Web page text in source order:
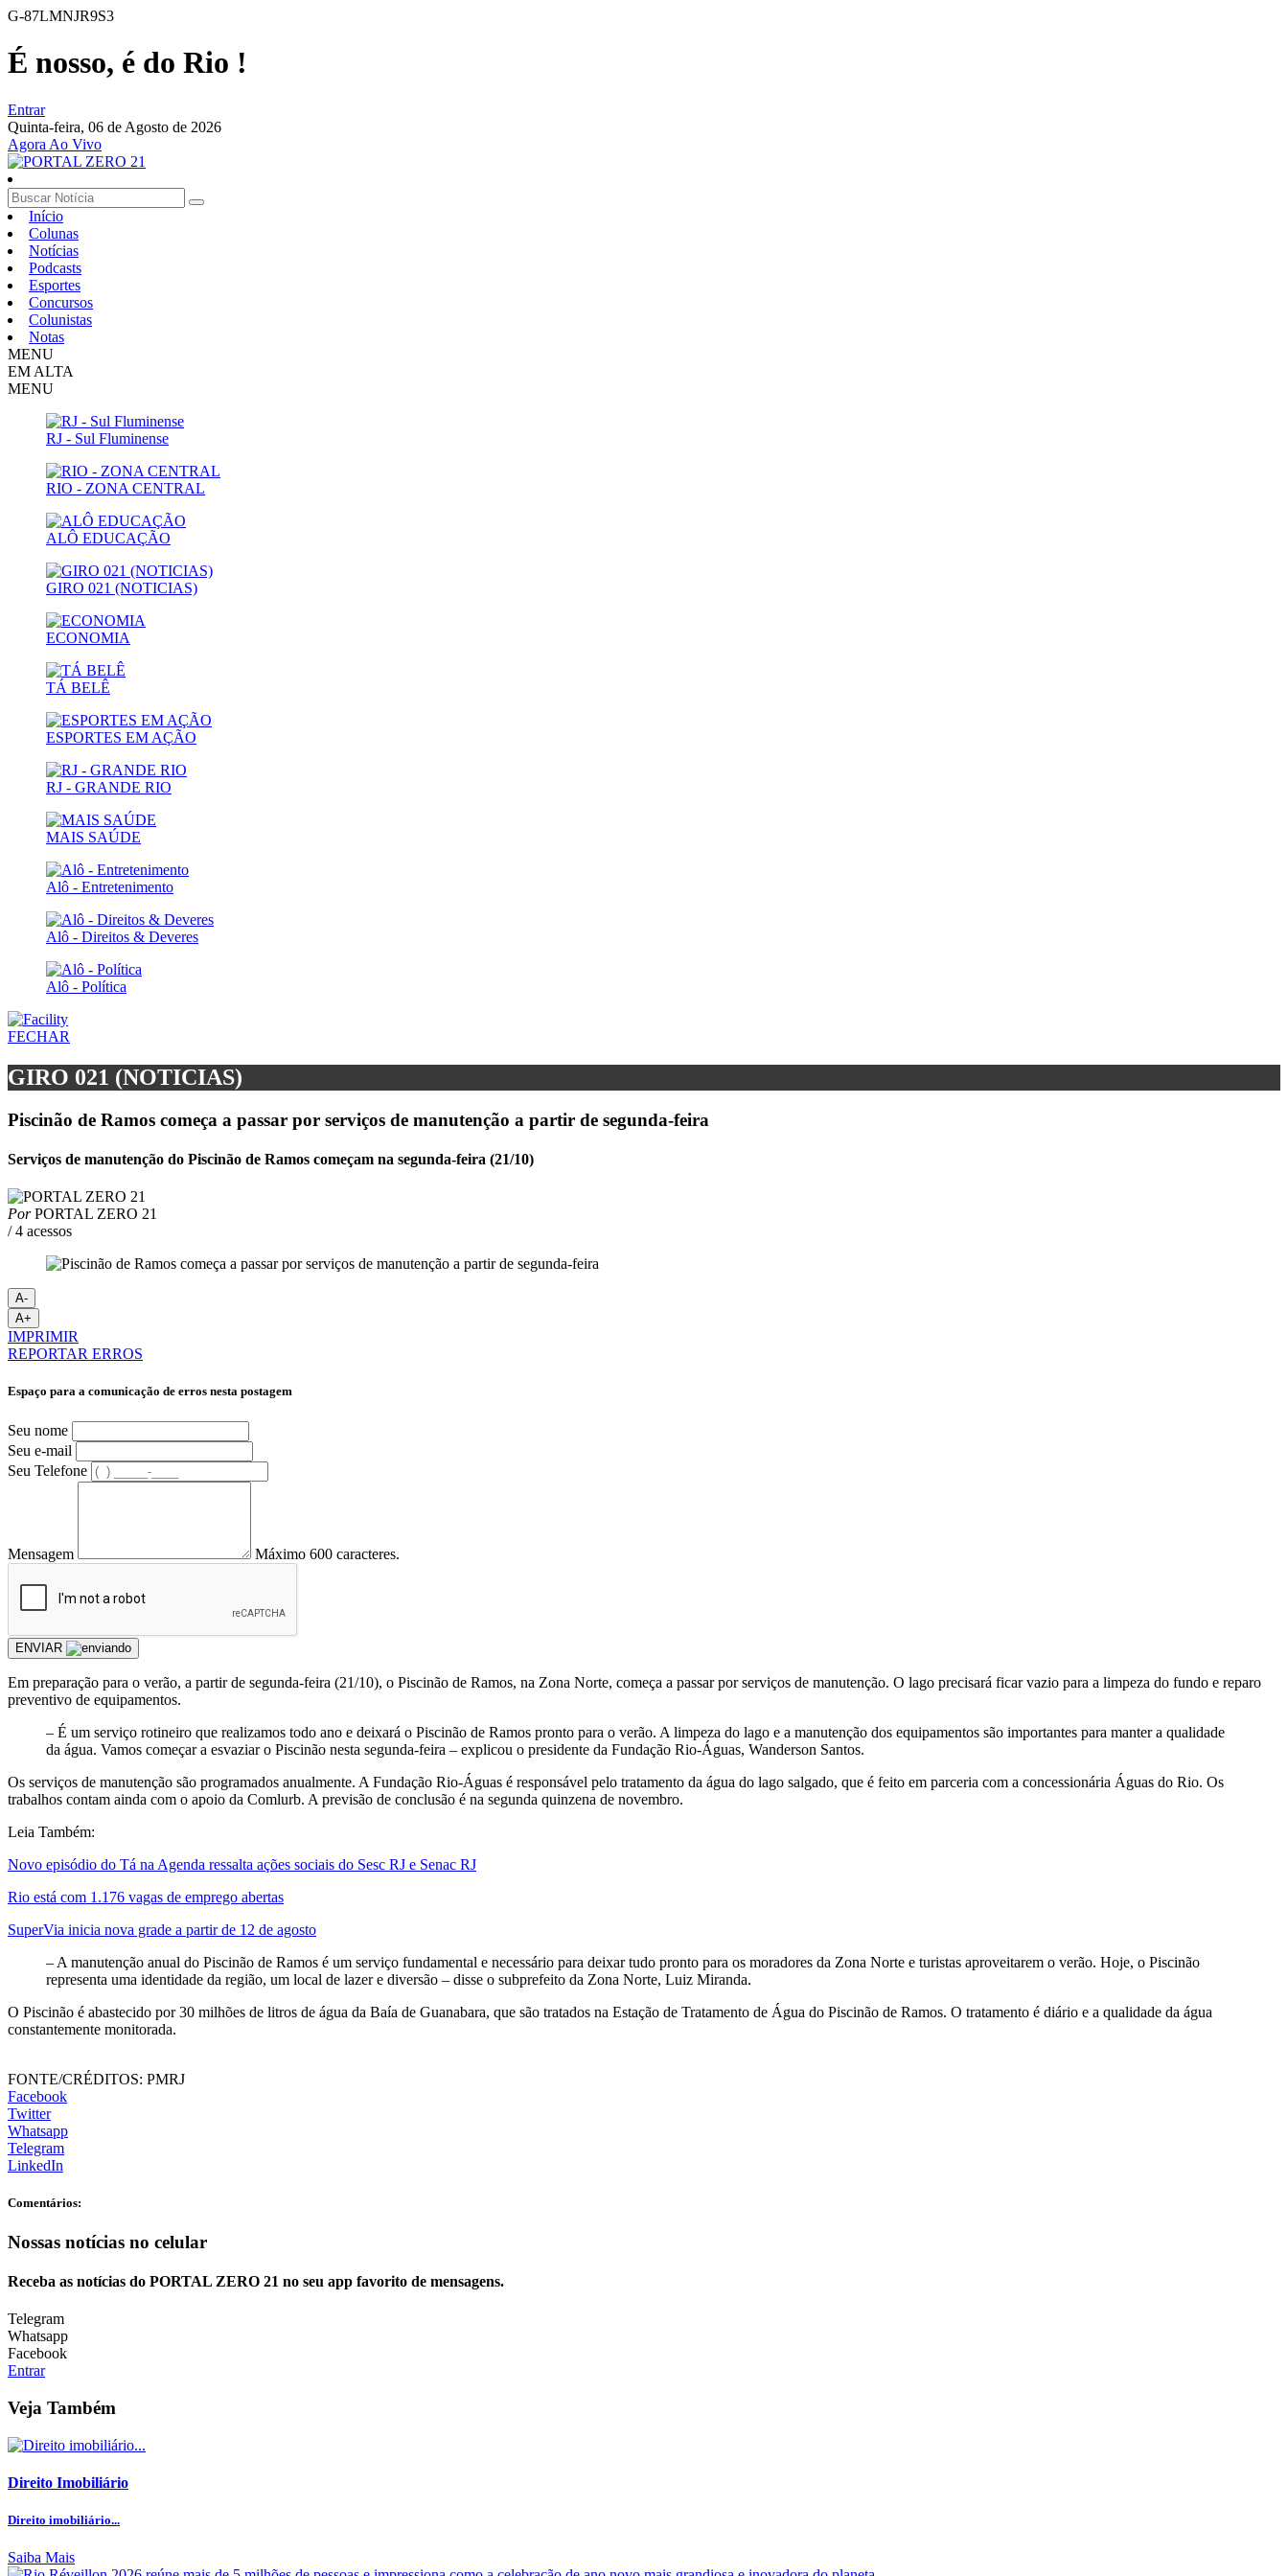
G-87LMNJR9S3
É nosso, é do Rio !
Entrar
Quinta-feira, 06 de Agosto de 2026
Agora Ao Vivo
Início
Colunas
Notícias
Podcasts
Esportes
Concursos
Colunistas
Notas
MENU
EM ALTA
MENU
RJ - Sul Fluminense
RIO - ZONA CENTRAL
ALÔ EDUCAÇÃO
GIRO 021 (NOTICIAS)
ECONOMIA
TÁ BELÊ
ESPORTES EM AÇÃO
RJ - GRANDE RIO
MAIS SAÚDE
Alô - Entretenimento
Alô - Direitos & Deveres
Alô - Política
FECHAR
GIRO 021 (NOTICIAS)
Piscinão de Ramos começa a passar por serviços de manutenção a partir de segunda-feira
Serviços de manutenção do Piscinão de Ramos começam na segunda-feira (21/10)
PorPORTAL ZERO 21
/ 4 acessos
A-
A+
IMPRIMIR
REPORTAR ERROS
Espaço para a comunicação de erros nesta postagem
Seu nome
Seu e-mail
Seu Telefone
Mensagem Máximo 600 caracteres.
ENVIAR
Em preparação para o verão, a partir de segunda-feira (21/10), o Piscinão de Ramos, na Zona Norte, começa a passar por serviços de manutenção. O lago precisará ficar vazio para a limpeza do fundo e reparo
preventivo de equipamentos.
– É um serviço rotineiro que realizamos todo ano e deixará o Piscinão de Ramos pronto para o verão. A limpeza do lago e a manutenção dos equipamentos são importantes para manter a qualidade
da água. Vamos começar a esvaziar o Piscinão nesta segunda-feira – explicou o presidente da Fundação Rio-Águas, Wanderson Santos.
Os serviços de manutenção são programados anualmente. A Fundação Rio-Águas é responsável pelo tratamento da água do lago salgado, que é feito em parceria com a concessionária Águas do Rio. Os
trabalhos contam ainda com o apoio da Comlurb. A previsão de conclusão é na segunda quinzena de novembro.
Leia Também:
Novo episódio do Tá na Agenda ressalta ações sociais do Sesc RJ e Senac RJ
Rio está com 1.176 vagas de emprego abertas
SuperVia inicia nova grade a partir de 12 de agosto
– A manutenção anual do Piscinão de Ramos é um serviço fundamental e necessário para deixar tudo pronto para os moradores da Zona Norte e turistas aproveitarem o verão. Hoje, o Piscinão
representa uma identidade da região, um local de lazer e diversão – disse o subprefeito da Zona Norte, Luiz Miranda.
O Piscinão é abastecido por 30 milhões de litros de água da Baía de Guanabara, que são tratados na Estação de Tratamento de Água do Piscinão de Ramos. O tratamento é diário e a qualidade da água
constantemente monitorada.
FONTE/CRÉDITOS: PMRJ
Facebook
Twitter
Whatsapp
Telegram
LinkedIn
Comentários:
Nossas notícias no celular
Receba as notícias do PORTAL ZERO 21 no seu app favorito de mensagens.
Telegram
Whatsapp
Facebook
Entrar
Veja Também
Direito Imobiliário
Direito imobiliário...
Saiba Mais